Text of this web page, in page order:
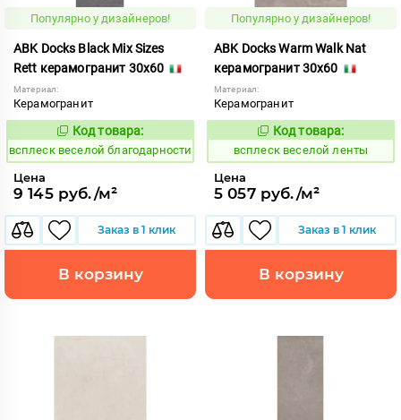
Популярно у дизайнеров!
ABK Docks Black Mix Sizes
Rett керамогранит 30x60
Материал:
Керамогранит
235503
Код товара:
всплеск веселой благодарности
Цена
9 145 руб./м²
Заказ в 1 клик
В корзину
Популярно у дизайнеров!
ABK Docks Warm Walk Nat
керамогранит 30x60
Материал:
Керамогранит
235543
Код товара:
всплеск веселой ленты
Цена
5 057 руб./м²
Заказ в 1 клик
В корзину